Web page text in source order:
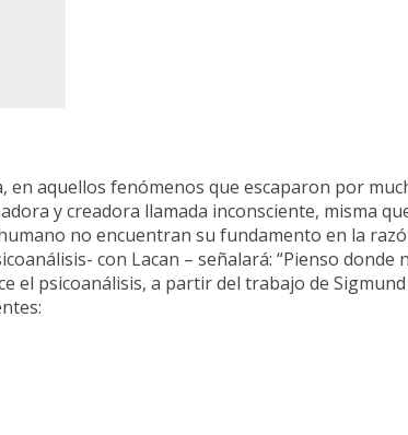
aquellos fenómenos que escaparon por
y creadora llamada inconsciente, misma
no encuentran su fundamento en la
con Lacan – señalará: “Pienso donde
psicoanálisis, a partir del trabajo de Sigmund